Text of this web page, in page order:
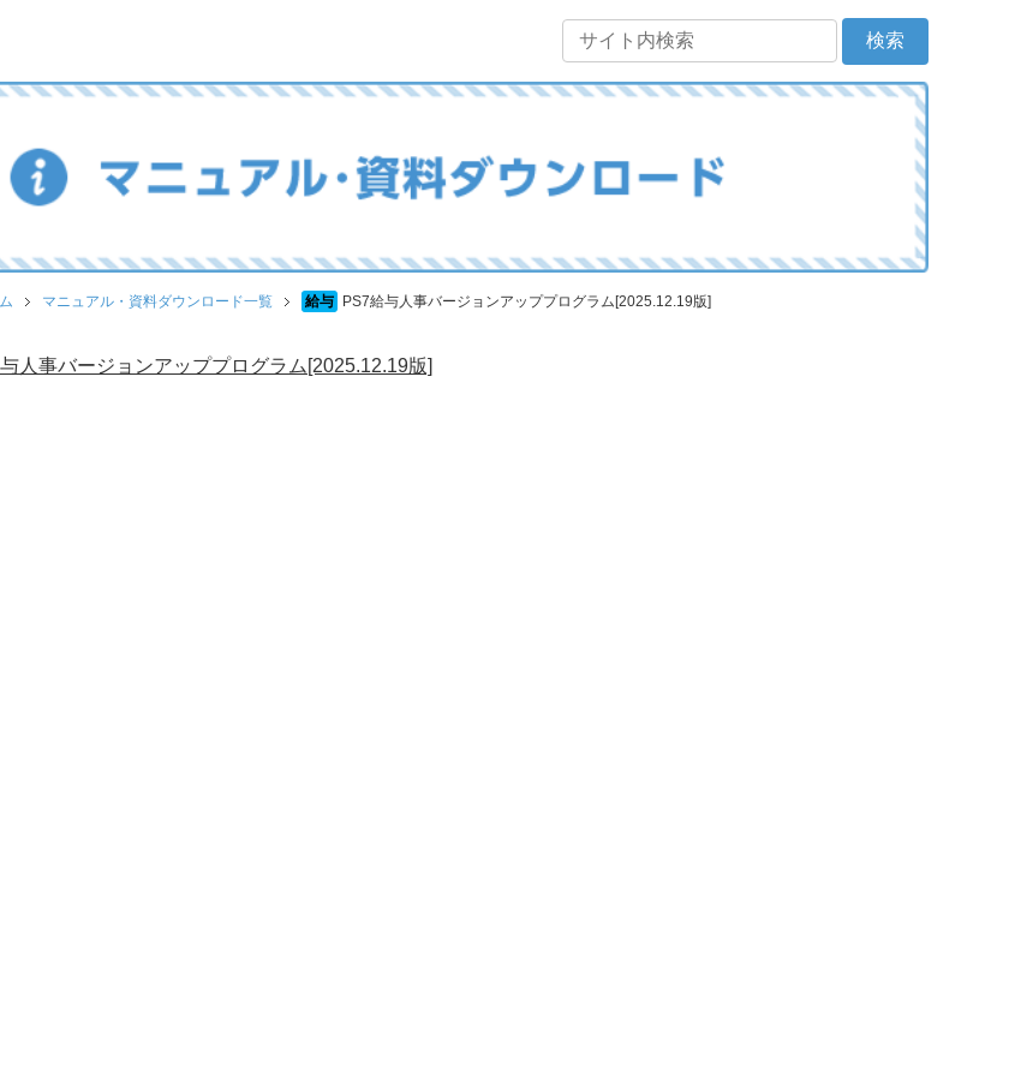
マニュアル・資料ダウンロード一覧 給与 PS7給与人事バージョンアッププログラム[2025.12.19版]
人事バージョンアッププログラム[2025.12.19版]